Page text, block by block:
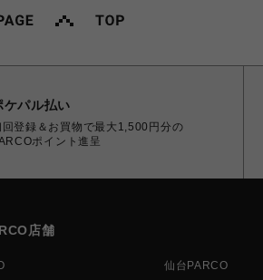
ケパル払い
回登録＆お買物で最大1,500円分の
ポイント進呈
店舗
仙台PARCO